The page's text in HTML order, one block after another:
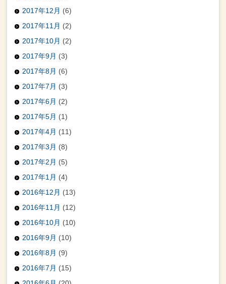
2017年12月 (6)
2017年11月 (2)
2017年10月 (2)
2017年9月 (3)
2017年8月 (6)
2017年7月 (3)
2017年6月 (2)
2017年5月 (1)
2017年4月 (11)
2017年3月 (8)
2017年2月 (5)
2017年1月 (4)
2016年12月 (13)
2016年11月 (12)
2016年10月 (10)
2016年9月 (10)
2016年8月 (9)
2016年7月 (15)